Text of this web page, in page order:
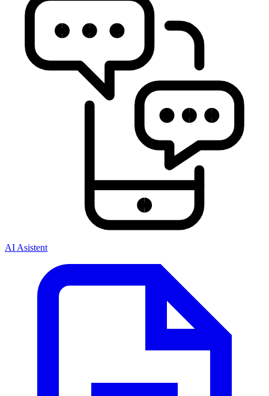
AI Asistent